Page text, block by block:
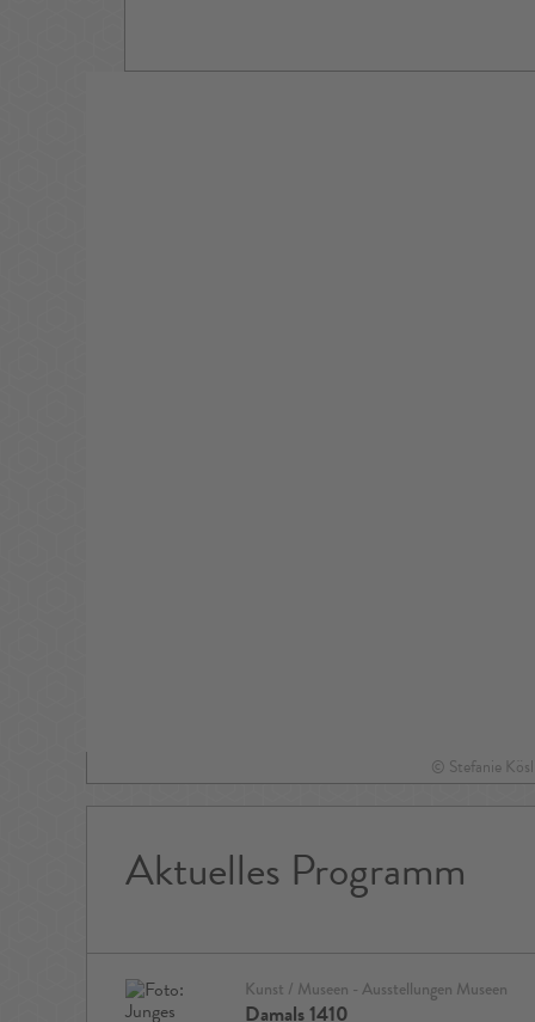
© Stefanie
Aktuelles Programm
Kunst / Museen - Ausstellungen Museen
Damals 1410